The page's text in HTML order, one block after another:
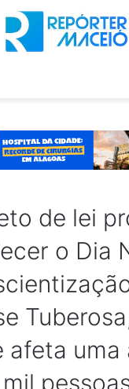
de lei
o Dia
afeta uma
mil